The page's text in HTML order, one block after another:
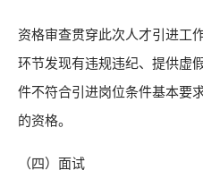
资格审查贯穿此次人才引进工
环节发现有违规违纪、提供虚
件不符合引进岗位条件基本要
的资格。
（四）面试